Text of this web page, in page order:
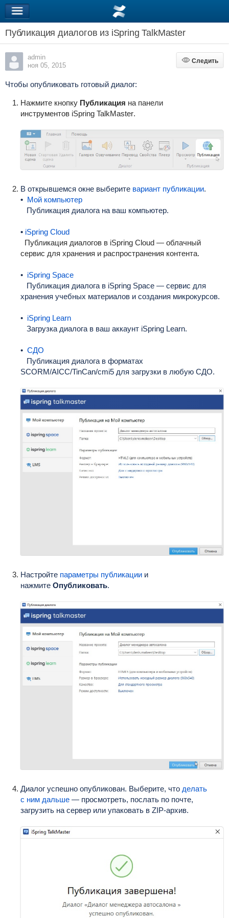
Публикация диалогов из iSpring TalkMaster
admin
ноя 05, 2015
Следить
Следить
Чтобы опубликовать готовый диалог:
Нажмите кнопку Публикация на панели
инструментов iSpring TalkMaster.
В открывшемся окне выберите вариант публикации.
• Мой компьютер
Публикация диалога на ваш компьютер.
• iSpring Cloud
Публикация диалогов в iSpring Cloud — облачный
сервис для хранения и распространения контента.
• iSpring Space
Публикация диалога в iSpring Space — сервис для
хранения учебных материалов и создания микрокурсов.
• iSpring Learn
Загрузка диалогав ваш аккаунт iSpring Learn.
• СДО
Публикация диалога в форматах
SCORM/AICC/TinCan/cmi5 для загрузки в любую СДО.
Настройте параметры публикации и
нажмите Опубликовать.
Диалог успешно опубликован. Выберите, что делать
с ним дальше— просмотреть, послать по почте,
загрузить на сервер или упаковать в ZIP-архив.